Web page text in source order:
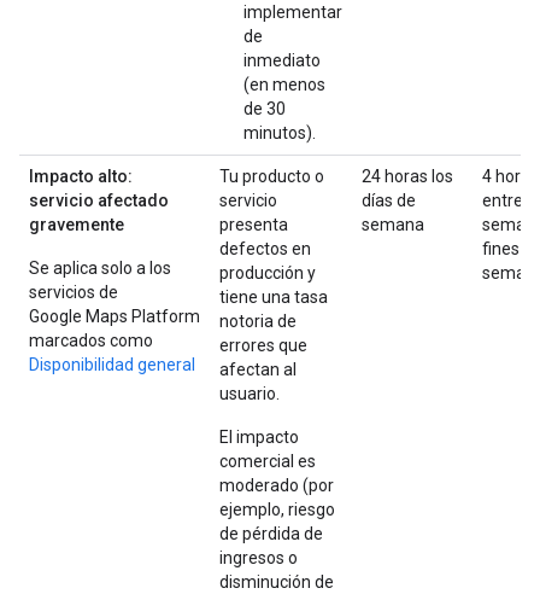
implementar
de
inmediato
(en menos
de 30
minutos).
Impacto alto:
servicio afectado
gravemente
Se aplica solo a los
servicios de
Google Maps Platform
marcados como
Disponibilidad general
Tu producto o
servicio
presenta
defectos en
producción y
tiene una tasa
notoria de
errores que
afectan al
usuario.
El impacto
comercial es
moderado (por
ejemplo, riesgo
de pérdida de
ingresos o
disminución de
24 horas los
días de
semana
4 horas
entre
fines